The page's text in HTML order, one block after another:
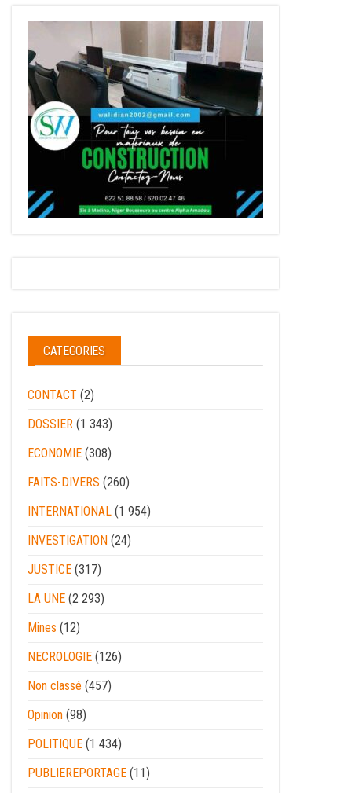
CATEGORIES
CONTACT (2)
DOSSIER (1 343)
ECONOMIE (308)
FAITS-DIVERS (260)
INTERNATIONAL (1 954)
INVESTIGATION (24)
JUSTICE (317)
LA UNE (2 293)
Mines (12)
NECROLOGIE (126)
Non classé (457)
Opinion (98)
POLITIQUE (1 434)
PUBLIEREPORTAGE (11)